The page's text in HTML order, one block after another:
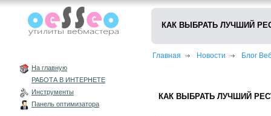
На главную
РАБОТА В ИНТЕРНЕТЕ
Инструменты
Панель оптимизатора
КАК ВЫБРАТЬ ЛУЧШИЙ
Главная Новости Блог
КАК ВЫБРАТЬ ЛУЧШИЙ